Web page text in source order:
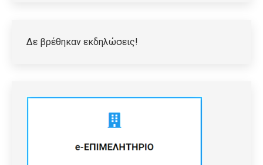
Δε βρέθηκαν εκδηλώσεις!